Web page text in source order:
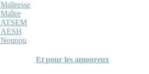
Maîtresse
Maître
ATSEM
AESH
Nounou
Et pour les amoureux